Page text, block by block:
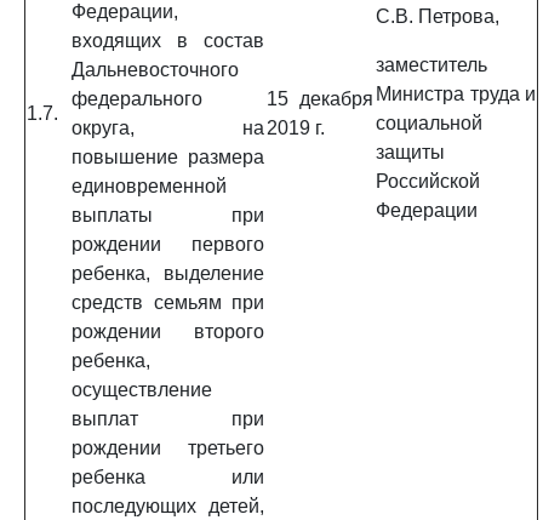
1.7.
Федерации,
входящих в состав
Дальневосточного
федерального
округа, на
повышение размера
единовременной
выплаты при
рождении первого
ребенка, выделение
средств семьям при
рождении второго
ребенка,
осуществление
выплат при
рождении третьего
ребенка или
последующих детей,
15 декабря
2019 г.
С.В. Петрова,
заместитель
Министра труда и
социальной
защиты
Российской
Федерации